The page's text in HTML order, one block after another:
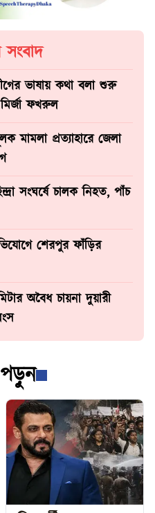
সংবাদ
ভাষায় কথা বলা শুরু
ফখরুল
মামলা প্রত্যাহারে জেলা
সংঘর্ষে চালক নিহত, পাঁচ
শেরপুর ফাঁড়ির
অবৈধ চায়না দুয়ারী